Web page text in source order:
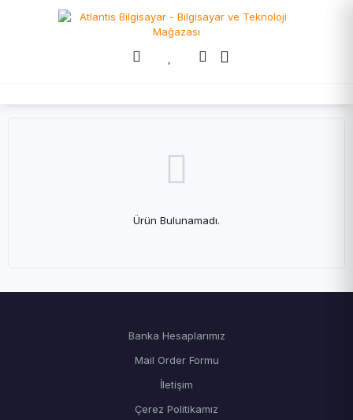
Ürün Bulunamadı.
Banka Hesaplarımız
Mail Order Formu
İletişim
Çerez Politikamız